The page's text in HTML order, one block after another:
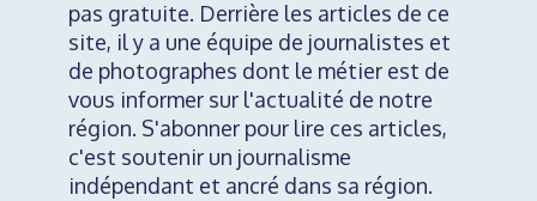
pas gratuite. Derrière les articles de ce
site, il y a une équipe de journalistes et
de photographes dont le métier est de
vous informer sur l'actualité de notre
région. S'abonner pour lire ces articles,
c'est soutenir un journalisme
indépendant et ancré dans sa région.